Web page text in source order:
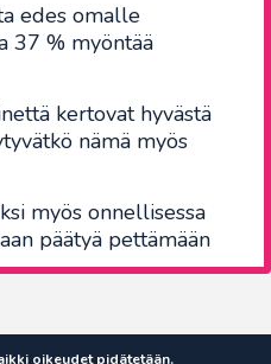
edes omalle
37 % myöntää
kertovat hyvästä
nämä myös
myös onnellisessa
päätyä pettämään
oikeudet pidätetään.